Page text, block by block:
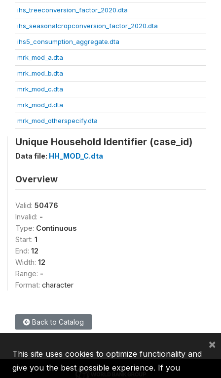
ihs_treeconversion_factor_2020.dta
ihs_seasonalcropconversion_factor_2020.dta
ihs5_consumption_aggregate.dta
mrk_mod_a.dta
mrk_mod_b.dta
mrk_mod_c.dta
mrk_mod_d.dta
mrk_mod_otherspecify.dta
Unique Household Identifier (case_id)
Data file: HH_MOD_C.dta
Overview
Valid: 50476
Invalid: -
Type: Continuous
Start: 1
End: 12
Width: 12
Range: -
Format: character
Back to Catalog
This site uses cookies to optimize functionality and
give you the best possible experience. If you
×